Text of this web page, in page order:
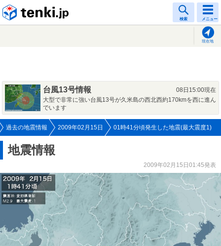
検索 メニュー
現在地
台風13号情報
08日15:00現在
大型で非常に強い台風13号が久米島の西北西約170kmを西に進ん
でいます
過去の地震情報 2009年02月15日 01時41分頃発生した地震(最大震度1)
地震情報
2009年02月15日01:45発表